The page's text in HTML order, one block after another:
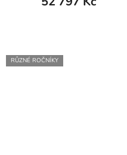
RŮZNÉ ROČNÍKY